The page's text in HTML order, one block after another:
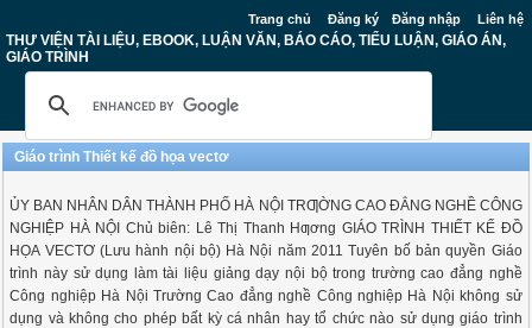
Trang chủ Đăng ký Đăng nhập Liên hệ
THƯ VIỆN TÀI LIỆU, EBOOK, LUẬN VĂN, BÁO CÁO, TIỂU LUẬN, GIÁO ÁN,
GIÁO TRÌNH
Giáo trình Thiết kế đồ họa vectơ
ỦY BAN NHÂN DÂN THÀNH PHỐ HÀ NỘI TRƢỜNG CAO ĐẲNG NGHỀ CÔNG
NGHIỆP HÀ NỘI Chủ biên: Lê Thị Thanh Hƣơng GIÁO TRÌNH THIẾT KẾ ĐỒ
HỌA VECTƠ (Lưu hành nội bộ) Hà Nội năm 2011 Tuyên bố bản quyền Giáo
trình này sử dụng làm tài liệu giảng dạy nội bộ trong trường cao đẳng nghề
Công nghiệp Hà Nội Trường Cao đẳng nghề Công nghiệp Hà Nội không sử
dụng và không cho phép bất kỳ cá nhân hay tổ chức nào sử dụng giáo trình